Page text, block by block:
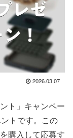
2026.03.07
ト」キャンペー
トです。この
購入して応募す